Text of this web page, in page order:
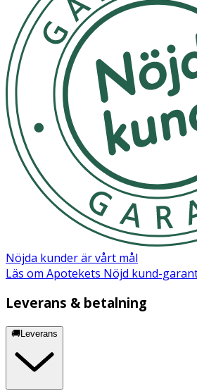
Nöjda kunder är vårt mål
Läs om Apotekets Nöjd kund-
Leverans & betalning
🚚Leverans